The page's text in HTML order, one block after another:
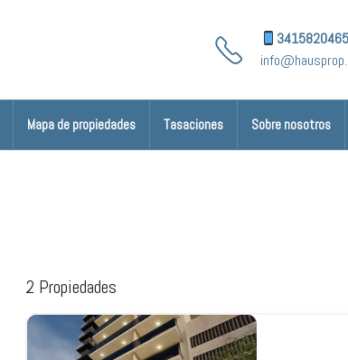
3415820465
Mapa de propiedades Tasaciones Sobre nosotros
2 Propiedades